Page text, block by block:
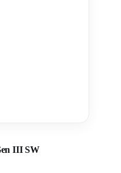
III SW